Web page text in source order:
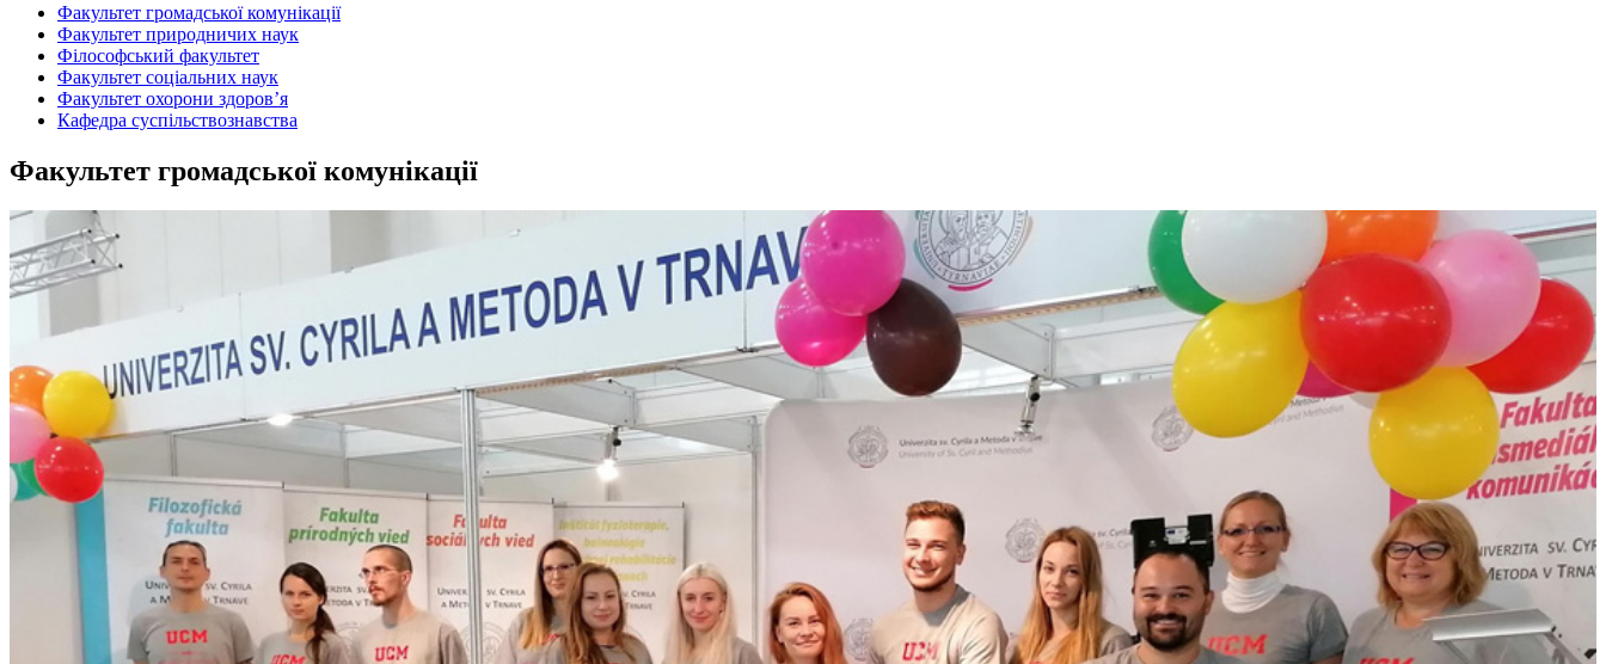
Факультет громадської комунікації
Факультет природничих наук
Філософський факультет
Факультет соціальних наук
Факультет охорони здоров’я
Кафедра суспільствознавства
Факультет громадської комунікації